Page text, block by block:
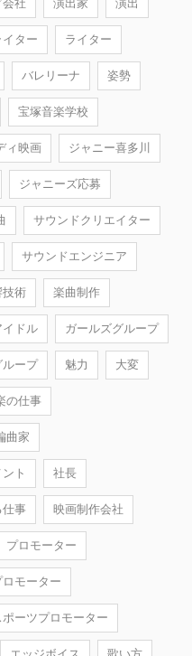
社 演出家 演出
ター ライター
バレリーナ 姿勢
宝塚音楽学校
ィ映画 ジャニー喜多川
ジャニーズ応募
サウンドクリエイター
サウンドエンジニア
技術 楽曲制作
イドル ガールズグループ
ループ 魅力 大変
の仕事
曲家
ト 社長
仕事 映画制作会社
プロモーター
モーター
ポーツプロモーター